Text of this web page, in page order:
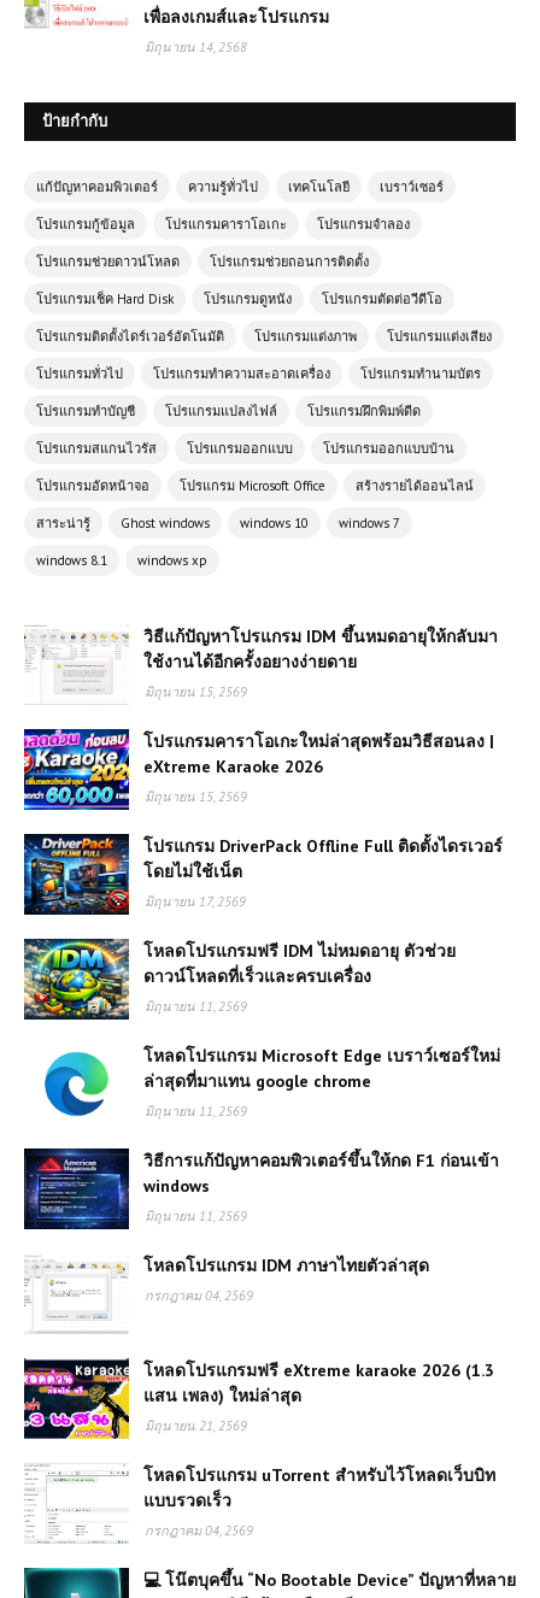
เพื่อลงเกมส์และโปรแกรม
มิถุนายน 14, 2568
ป้ายกำกับ
แก้ปัญหาคอมพิวเตอร์ ความรู้ทั่วไป เทคโนโลยี เบราว์เซอร์
โปรแกรมกู้ข้อมูล โปรแกรมคาราโอเกะ โปรแกรมจำลอง
โปรแกรมช่วยดาวน์โหลด โปรแกรมช่วยถอนการติดตั้ง
โปรแกรมเช็ค Hard Disk โปรแกรมดูหนัง โปรแกรมตัดต่อวีดีโอ
โปรแกรมติดตั้งไดร์เวอร์อัตโนมัติ โปรแกรมแต่งภาพ โปรแกรมแต่งเสียง
โปรแกรมทั่วไป โปรแกรมทำความสะอาดเครื่อง โปรแกรมทำนามบัตร
โปรแกรมทำบัญชี โปรแกรมแปลงไฟล์ โปรแกรมฝึกพิมพ์ดีด
โปรแกรมสแกนไวรัส โปรแกรมออกแบบ โปรแกรมออกแบบบ้าน
โปรแกรมอัดหน้าจอ โปรแกรม Microsoft Office สร้างรายได้ออนไลน์
สาระน่ารู้ Ghost windows windows 10 windows 7
windows 8.1 windows xp
วิธีแก้ปัญหาโปรแกรม IDM ขึ้นหมดอายุให้กลับมา
ใช้งานได้อีกครั้งอยางง่ายดาย
มิถุนายน 15, 2569
โปรแกรมคาราโอเกะใหม่ล่าสุดพร้อมวิธีสอนลง |
eXtreme Karaoke 2026
มิถุนายน 15, 2569
โปรแกรม DriverPack Offline Full ติดตั้งไดรเวอร์
โดยไม่ใช้เน็ต
มิถุนายน 17, 2569
โหลดโปรแกรมฟรี IDM ไม่หมดอายุ ตัวช่วย
ดาวน์โหลดที่เร็วและครบเครื่อง
มิถุนายน 11, 2569
โหลดโปรแกรม Microsoft Edge เบราว์เซอร์ใหม่
ล่าสุดที่มาแทน google chrome
มิถุนายน 11, 2569
วิธีการแก้ปัญหาคอมพิวเตอร์ขึ้นให้กด F1 ก่อนเข้า
windows
มิถุนายน 11, 2569
โหลดโปรแกรม IDM ภาษาไทยตัวล่าสุด
กรกฎาคม 04, 2569
โหลดโปรแกรมฟรี eXtreme karaoke 2026 (1.3
แสน เพลง) ใหม่ล่าสุด
มิถุนายน 21, 2569
โหลดโปรแกรม uTorrent สำหรับไว้โหลดเว็บบิท
แบบรวดเร็ว
กรกฎาคม 04, 2569
💻 โน๊ตบุคขึ้น “No Bootable Device” ปัญหาที่หลาย